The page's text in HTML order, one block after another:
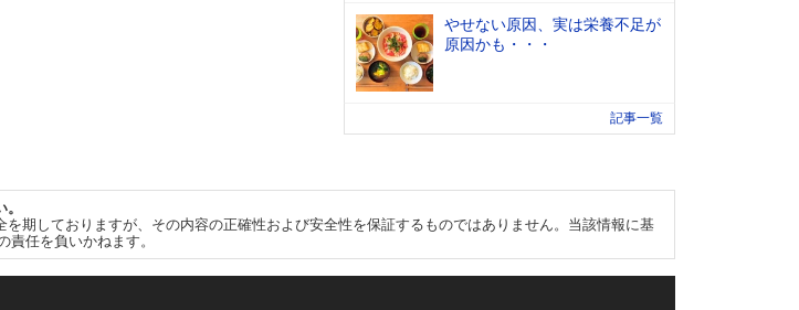
やせない原因、実は栄養不足が
原因かも・・・
記事一覧
期しておりますが、その内容の正確性および安全性を保証するものではありません。当該情報に基
任を負いかねます。